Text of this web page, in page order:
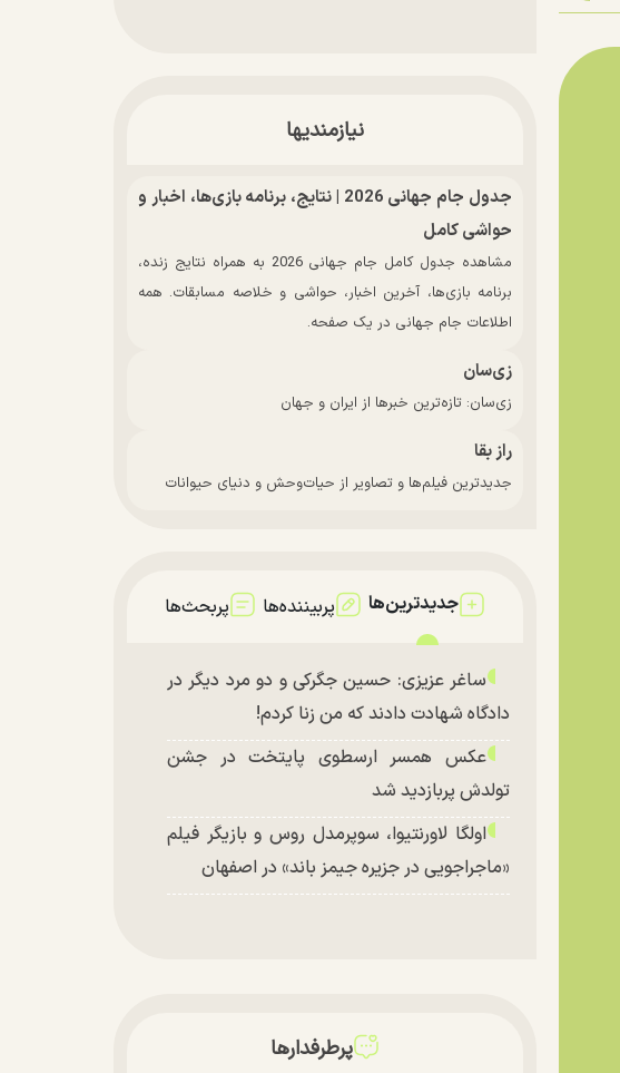
نیازمندیها
جدول جام جهانی 2026 | نتایج، برنامه بازی‌ها، اخبار و
حواشی کامل
مشاهده جدول کامل جام جهانی 2026 به همراه نتایج زنده،
برنامه بازی‌ها، آخرین اخبار، حواشی و خلاصه مسابقات. همه
اطلاعات جام جهانی در یک صفحه.
زی‌سان
زی‌سان: تازه‌ترین خبرها از ایران و جهان
راز بقا
جدیدترین فیلم‌ها و تصاویر از حیات‌وحش و دنیای حیوانات
جدیدترین‌ها پربیننده‌ها پربحث‌ها
ساغر عزیزی: حسین جگرکی و دو مرد دیگر در
دادگاه شهادت دادند که من زنا کردم!
عکس همسر ارسطوی پایتخت در جشن
تولدش پربازدید شد
اولگا لاورنتیوا، سوپرمدل روس و بازیگر فیلم
«ماجراجویی در جزیره جیمز باند» در اصفهان
پرطرفدارها